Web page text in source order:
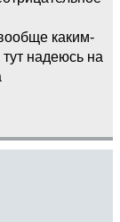
каким-
надеюсь на